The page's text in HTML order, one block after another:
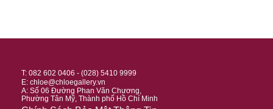
Đời
Tại
Chloe
Gallery
Quận
Thuật
Ẩm
Thực
T: 082 602 0406 - (028) 5410 9999
E: chloe@chloegallery.vn
A: Số 06 Đường Phan Văn Chương,
Phường Tân Mỹ, Thành phố Hồ Chí Minh